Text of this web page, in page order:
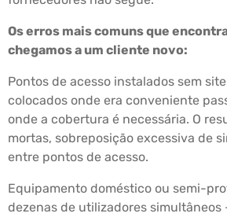
Os erros mais comuns que
chegamos a um cliente novo:
Pontos de acesso instalados sem
colocados onde era conveniente
onde a cobertura é necessária. O
mortas, sobreposição excessiva de
entre pontos de acesso.
Equipamento doméstico ou semi-
dezenas de utilizadores